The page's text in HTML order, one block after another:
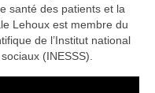
santé des patients et la
Lehoux est membre du
de l’Institut national
(INESSS).